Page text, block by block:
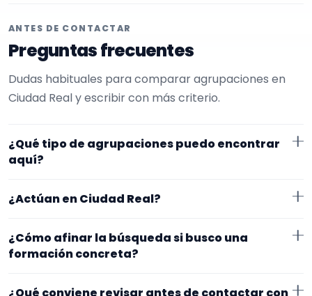
ANTES DE CONTACTAR
Preguntas frecuentes
Dudas habituales para comparar agrupaciones en
Ciudad Real y escribir con más criterio.
¿Qué tipo de agrupaciones puedo encontrar
aquí?
Aquí verás agrupaciones que trabajan para cócteles.
Conviene comparar repertorio, tamaño de la
¿Actúan en Ciudad Real?
trabajan en Ciudad Real. Algunos son de la zona y
confirmar lugar exacto, horarios y posibles gastos.
¿Cómo afinar la búsqueda si busco una
formación concreta?
Empieza por el tipo de evento y la zona. Si ya sabes el
¿Qué conviene revisar antes de contactar con